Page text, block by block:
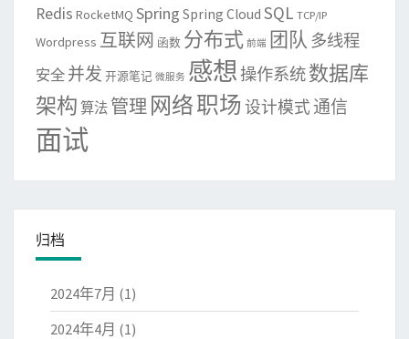
Redis RocketMQ Spring Spring Cloud SQL TCP/IP
Wordpress 互联网 函数 分布式 前端 团队 多线程
安全 并发 开源笔记 微服务 感想操作系统数据库
架构 算法 管理网络职场设计模式通信
面试
归档
2024年7月 (1)
2024年4月 (1)